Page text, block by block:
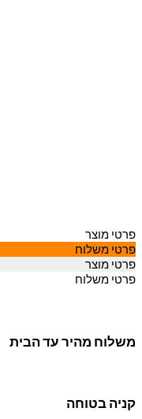
פרטי מוצר
פרטי משלוח
פרטי מוצר
פרטי משלוח
משלוח מהיר עד הבית
קניה בטוחה